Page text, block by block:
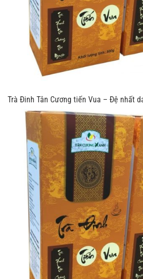
Trà Đinh Tân Cương tiến Vua – Đệ nhất